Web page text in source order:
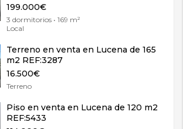
199.000€
3 dormitorios • 169 m²
Local
Terreno en venta en Lucena de 165
m2 REF:3287
16.500€
Terreno
Piso en venta en Lucena de 120 m2
REF:5433